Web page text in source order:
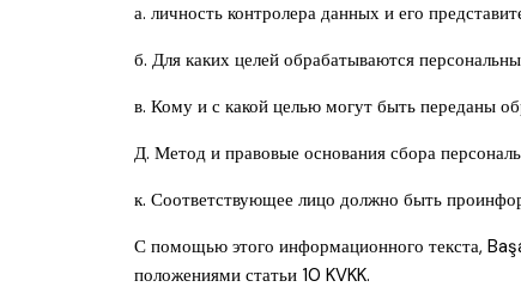
а. личность контролера данных и его
б. Для каких целей обрабатываются
в. Кому и с какой целью могут быть переданы
Д. Метод и правовые основания сбора
к. Соответствующее лицо должно быть
С помощью этого информационного текста,
положениями статьи 10 KVKK.